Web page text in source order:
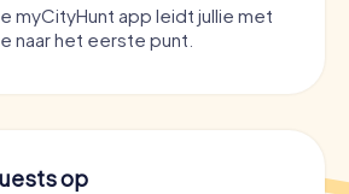
myCityHunt app leidt jullie met
naar het eerste punt.
op